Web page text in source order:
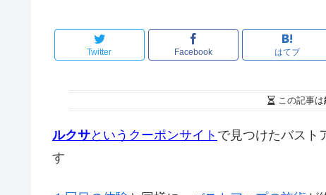
Twitter Facebook はてブ
この記事は
ルクサというクーポンサイト で見つけたバスト
す